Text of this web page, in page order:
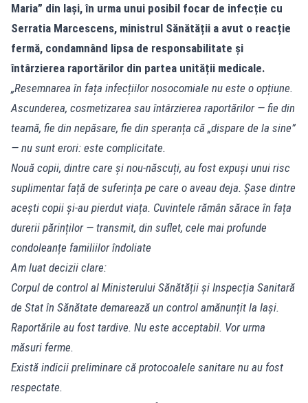
Maria” din Iași, în urma unui posibil focar de infecție cu
Serratia Marcescens, ministrul Sănătății a avut o reacție
fermă, condamnând lipsa de responsabilitate și
întârzierea raportărilor din partea unității medicale.
„Resemnarea în fața infecțiilor nosocomiale nu este o opțiune.
Ascunderea, cosmetizarea sau întârzierea raportărilor — fie din
teamă, fie din nepăsare, fie din speranța că „dispare de la sine”
— nu sunt erori: este complicitate.
Nouă copii, dintre care și nou-născuți, au fost expuși unui risc
suplimentar față de suferința pe care o aveau deja. Șase dintre
acești copii și-au pierdut viața. Cuvintele rămân sărace în fața
durerii părinților — transmit, din suflet, cele mai profunde
condoleanțe familiilor îndoliate
Am luat decizii clare:
Corpul de control al Ministerului Sănătății și Inspecția Sanitară
de Stat în Sănătate demarează un control amănunțit la Iași.
Raportările au fost tardive. Nu este acceptabil. Vor urma
măsuri ferme.
Există indicii preliminare că protocoalele sanitare nu au fost
respectate.